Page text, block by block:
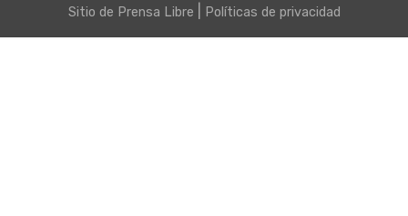
Sitio de Prensa Libre Políticas de privacidad